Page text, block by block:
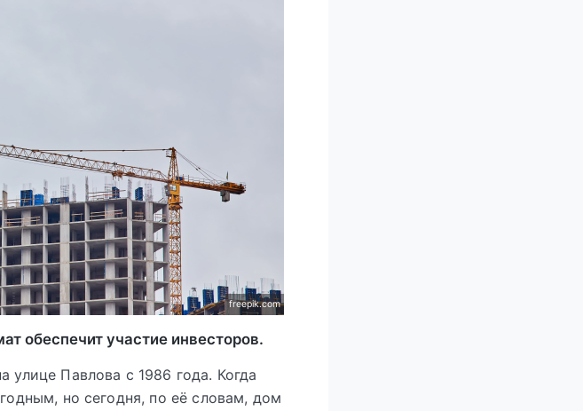
freepik.com
обеспечит участие инвесторов.
Павлова с 1986 года. Когда
но сегодня, по её словам, дом